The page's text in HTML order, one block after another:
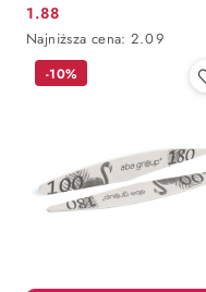
zapakowany w jednorazową
folię Szary 100/180
Cena
promocyjna:
1.88
Najniższa
cena
Najniższa cena: 2.09
-10%